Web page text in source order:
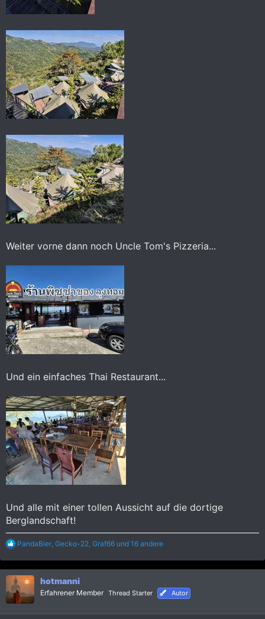
Weiter vorne dann noch Uncle Tom's Pizzeria...
Und ein einfaches Thai Restaurant...
Und alle mit einer tollen Aussicht auf die dortige
Berglandschaft!
R
a
k
t
i
o
PandaBier Gecko-22 Graf66 und 16 andere
hotmanni
Erfahrener Member Thread Starter Autor